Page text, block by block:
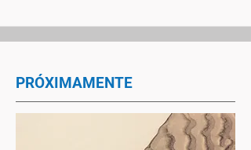
PRÓXIMAMENTE